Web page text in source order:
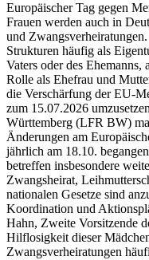
Europäischer Tag gegen
Frauen werden auch in
und
Strukturen häufig als
Vaters oder des Ehemanns,
Rolle als Ehefrau und
die Verschärfung der EU-
zum 15.07.2026
Württemberg (LFR BW)
Änderungen am
jährlich am 18.10.
betreffen insbesondere
Zwangsheirat,
nationalen Gesetze sind
Koordination und
Hahn, Zweite Vorsitzende
Hilflosigkeit dieser
Zwangsverheiratungen